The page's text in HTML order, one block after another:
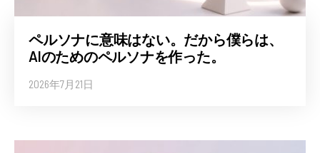
ペルソナに意味はない。だから僕らは、
AIのためのペルソナを作った。
2026年7月21日